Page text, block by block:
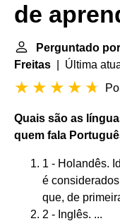
de
Perguntado
Freitas | Última
Quais são as
quem fala
1 - Holandês.
é
que, de
2 - Inglês. ...